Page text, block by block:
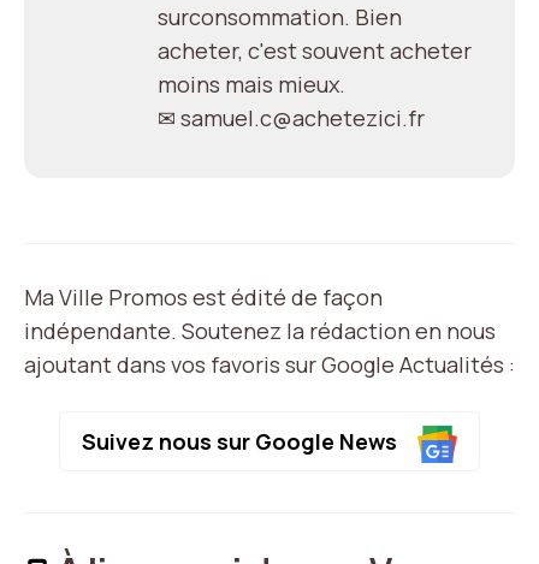
surconsommation. Bien
acheter, c'est souvent acheter
moins mais mieux.
✉ samuel.c@achetezici.fr
Ma Ville Promos est édité de façon
indépendante. Soutenez la rédaction en nous
ajoutant dans vos favoris sur Google Actualités :
Suivez nous sur Google News